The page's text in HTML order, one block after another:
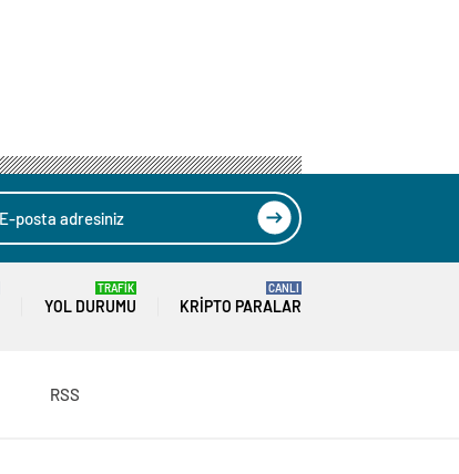
YOL DURUMU
TRAFİK
KRIPTO PARALAR
CANLI
RSS